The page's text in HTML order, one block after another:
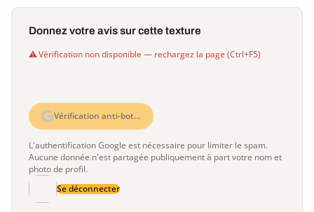
Donnez votre avis sur cette texture
Vérification non disponible — rechargez la page (Ctrl+F5)
Vérification anti-bot…
L'authentification Google est nécessaire pour limiter le spam.
Aucune donnée n'est partagée publiquement à part votre nom et
photo de profil.
Se déconnecter